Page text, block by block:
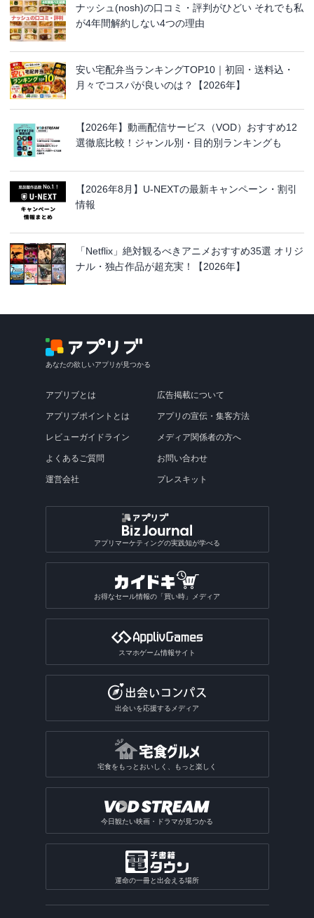
ナッシュ(nosh)の口コミ・評判がひどい それでも私
が4年間解約しない4つの理由
安い宅配弁当ランキングTOP10｜初回・送料込・
月々でコスパが良いのは？【2026年】
【2026年】動画配信サービス（VOD）おすすめ12
選徹底比較！ジャンル別・目的別ランキングも
【2026年8月】U-NEXTの最新キャンペーン・割引
情報
「Netflix」絶対観るべきアニメおすすめ35選 オリジ
ナル・独占作品が超充実！【2026年】
あなたの欲しいアプリが見つかる
アプリブとは
アプリブポイントとは
レビューガイドライン
よくあるご質問
運営会社
広告掲載について
アプリの宣伝・集客方法
メディア関係者の方へ
お問い合わせ
プレスキット
アプリマーケティングの実践知が学べる
お得なセール情報の「買い時」メディア
スマホゲーム情報サイト
出会いを応援するメディア
宅食をもっとおいしく、もっと楽しく
今日観たい映画・ドラマが見つかる
運命の一冊と出会える場所